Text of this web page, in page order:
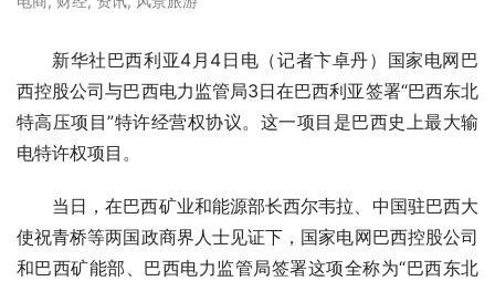
新华社巴西利亚4月4日电（记者卞卓丹）国家电网巴
西控股公司与巴西电力监管局3日在巴西利亚签署“巴西东北
特高压项目”特许经营权协议。这一项目是巴西史上最大输
电特许权项目。
当日，在巴西矿业和能源部长西尔韦拉、中国驻巴西大
使祝青桥等两国政商界人士见证下，国家电网巴西控股公司
和巴西矿能部、巴西电力监管局签署这项全称为“巴西东北